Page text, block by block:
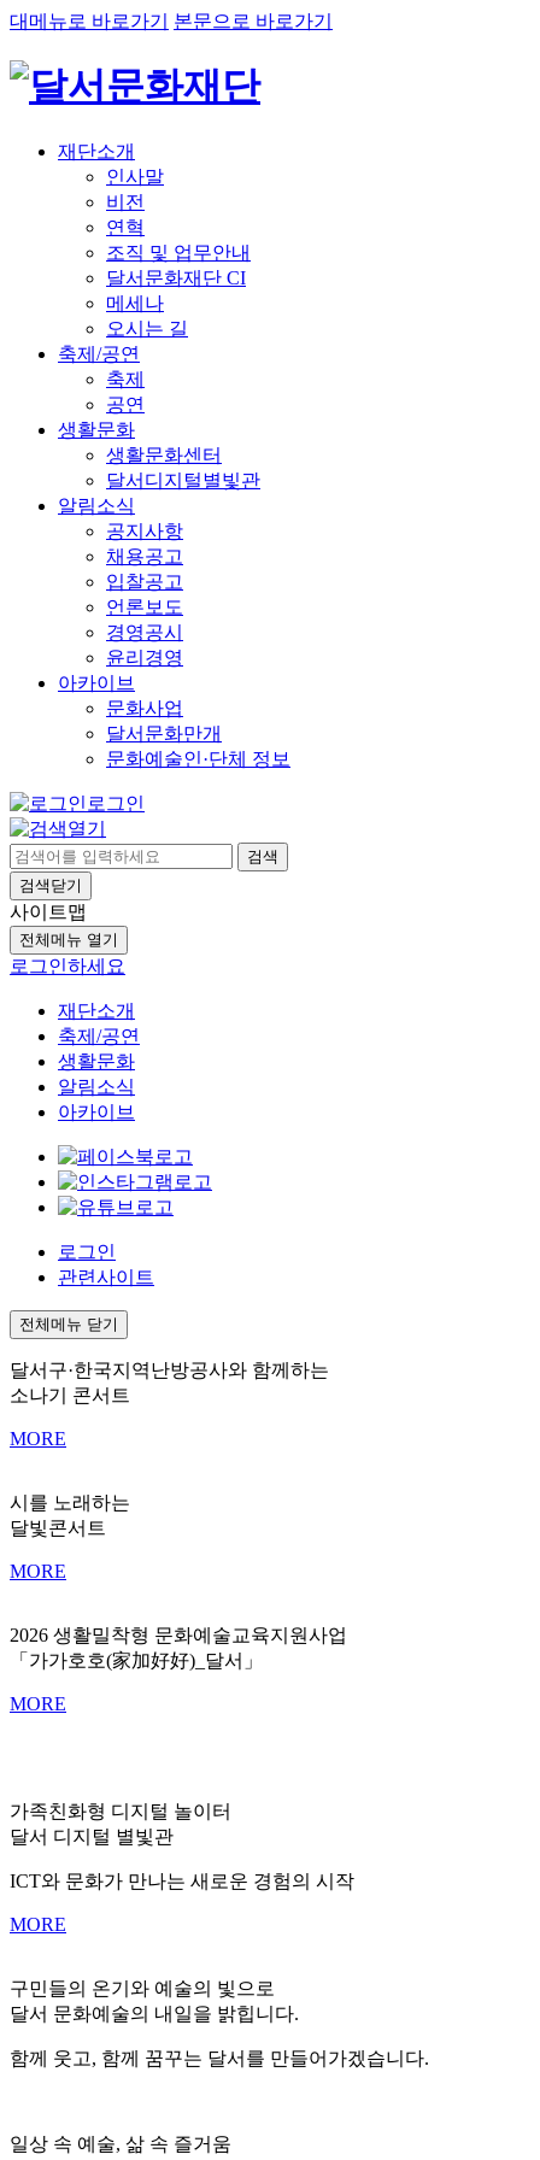
대메뉴로 바로가기 본문으로 바로가기
재단소개
인사말
비전
연혁
조직 및 업무안내
달서문화재단 CI
메세나
오시는 길
축제/공연
축제
공연
생활문화
생활문화센터
달서디지털별빛관
알림소식
공지사항
채용공고
입찰공고
언론보도
경영공시
윤리경영
아카이브
문화사업
달서문화만개
문화예술인·단체 정보
로그인
검색
검색닫기
사이트맵
전체메뉴 열기
로그인하세요
재단소개
축제/공연
생활문화
알림소식
아카이브
로그인
관련사이트
전체메뉴 닫기
달서구·한국지역난방공사와 함께하는
소나기 콘서트
MORE
시를 노래하는
달빛콘서트
MORE
2026 생활밀착형 문화예술교육지원사업
「가가호호(家加好好)_달서」
MORE
가족친화형 디지털 놀이터
달서 디지털 별빛관
ICT와 문화가 만나는 새로운 경험의 시작
MORE
구민들의 온기와 예술의 빛으로
달서 문화예술의 내일을 밝힙니다.
함께 웃고, 함께 꿈꾸는 달서를 만들어가겠습니다.
일상 속 예술, 삶 속 즐거움